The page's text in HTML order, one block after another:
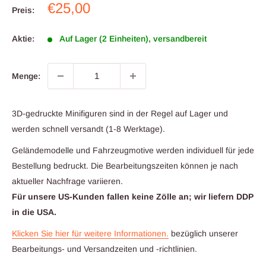
Preis: Verkaufspreis
€25,00
Aktie: Auf Lager (2 Einheiten), versandbereit
Menge:
3D-gedruckte Minifiguren sind in der Regel auf Lager und
werden schnell versandt (1-8 Werktage).
Geländemodelle und Fahrzeugmotive werden individuell für jede
Bestellung bedruckt. Die Bearbeitungszeiten können je nach
aktueller Nachfrage variieren.
Für unsere US-Kunden fallen keine Zölle an; wir liefern DDP
in die USA.
Klicken Sie hier für weitere Informationen. bezüglich unserer
Bearbeitungs- und Versandzeiten und -richtlinien.